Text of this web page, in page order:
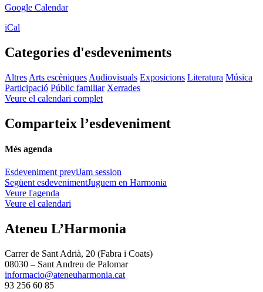
Google Calendar
iCal
Categories d'esdeveniments
Altres Arts escèniques Audiovisuals Exposicions Literatura Música
Participació Públic familiar Xerrades
Veure el calendari complet
Comparteix l’esdeveniment
Més agenda
Esdeveniment previJam session
Següent esdevenimentJuguem en Harmonia
Veure l'agenda
Veure el calendari
Ateneu L’Harmonia
Carrer de Sant Adrià, 20 (Fabra i Coats)
08030 – Sant Andreu de Palomar
informacio@ateneuharmonia.cat
93 256 60 85